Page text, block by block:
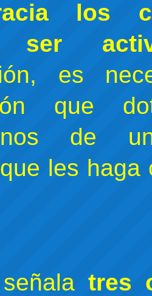
los
ser
es
que
de
les haga
señalatres